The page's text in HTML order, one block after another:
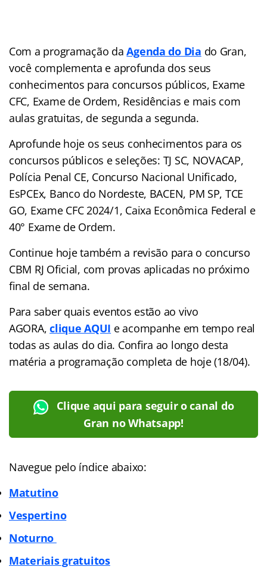
Com a programação daAgenda do Dia do Gran,
você complementa e aprofunda dos seus
conhecimentos para concursos públicos, Exame
CFC, Exame de Ordem, Residências e mais com
aulas gratuitas, de segunda a segunda.
Aprofunde hoje os seus conhecimentos para os
concursos públicos e seleções: TJ SC, NOVACAP,
Polícia Penal CE, Concurso Nacional Unificado,
EsPCEx, Banco do Nordeste, BACEN, PM SP, TCE
GO, Exame CFC 2024/1, Caixa Econômica Federal e
40° Exame de Ordem.
Continue hoje também a revisão para o concurso
CBM RJ Oficial, com provas aplicadas no próximo
final de semana.
Para saber quais eventos estão ao vivo
AGORA,clique AQUI e acompanhe em tempo real
todas as aulas do dia. Confira ao longo desta
matéria a programação completa de hoje (18/04).
Clique aqui para seguir o canal do
Gran no Whatsapp!
Navegue pelo índice abaixo:
Matutino
Vespertino
Noturno
Materiais gratuitos